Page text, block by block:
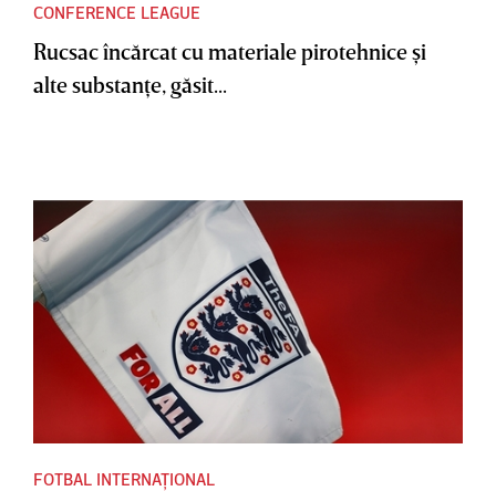
CONFERENCE LEAGUE
Rucsac încărcat cu materiale pirotehnice şi
alte substanţe, găsit...
FOTBAL INTERNAȚIONAL